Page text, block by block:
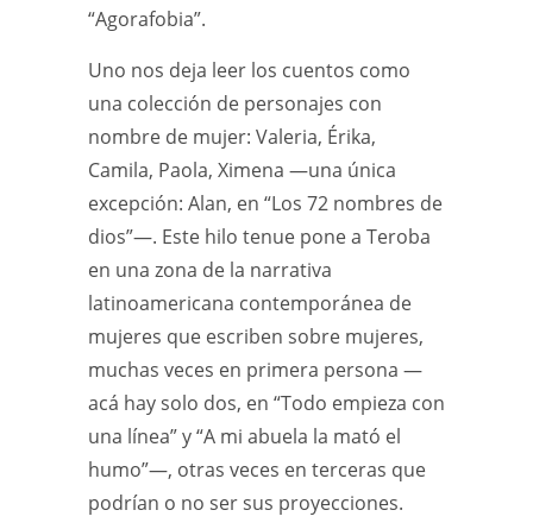
“Agorafobia”.
Uno nos deja leer los cuentos como
una colección de personajes con
nombre de mujer: Valeria, Érika,
Camila, Paola, Ximena —una única
excepción: Alan, en “Los 72 nombres de
dios”—. Este hilo tenue pone a Teroba
en una zona de la narrativa
latinoamericana contemporánea de
mujeres que escriben sobre mujeres,
muchas veces en primera persona —
acá hay solo dos, en “Todo empieza con
una línea” y “A mi abuela la mató el
humo”—, otras veces en terceras que
podrían o no ser sus proyecciones.